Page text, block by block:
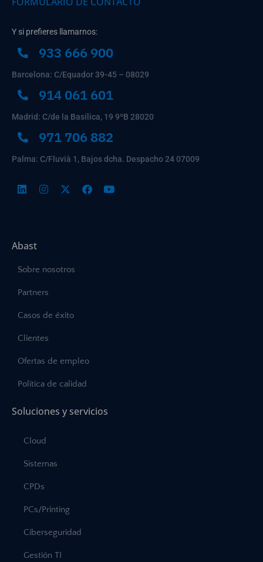
Y si prefieres llamarnos:
933 666 900
Barcelona: C/Equador 39-45 – 08029
914 061 601
Madrid: C/de la Basílica, 19 9ºB 28020
971 706 882
Palma: C/Fluvià 1, Bajos dcha. Despacho 24 07009
Abast
Sobre nosotros
Partners
Casos de éxito
Clientes
Ofertas de empleo
Política de calidad
Soluciones y servicios
Cloud
Sistemas
CPDs
PCs/Printing
Ciberseguridad
Gestión TI